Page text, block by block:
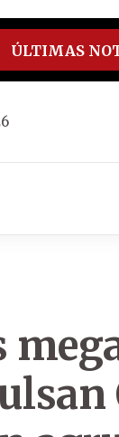
tiktokyoutube
ÚLTIMAS